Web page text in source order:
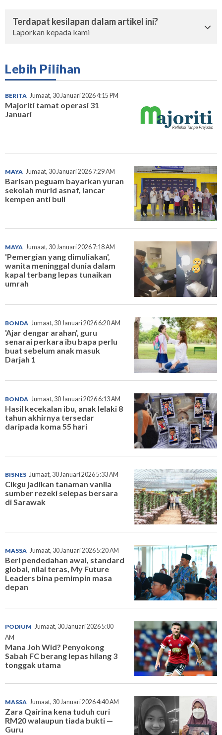
Terdapat kesilapan dalam artikel ini?
Laporkan kepada kami
Lebih Pilihan
BERITA Jumaat, 30 Januari 2026 4:15 PM
Majoriti tamat operasi 31
Januari
MAYA Jumaat, 30 Januari 2026 7:29 AM
Barisan peguam bayarkan yuran
sekolah murid asnaf, lancar
kempen anti buli
MAYA Jumaat, 30 Januari 2026 7:18 AM
'Pemergian yang dimuliakan',
wanita meninggal dunia dalam
kapal terbang lepas tunaikan
umrah
BONDA Jumaat, 30 Januari 2026 6:20 AM
'Ajar dengar arahan', guru
senarai perkara ibu bapa perlu
buat sebelum anak masuk
Darjah 1
BONDA Jumaat, 30 Januari 2026 6:13 AM
Hasil kecekalan ibu, anak lelaki 8
tahun akhirnya tersedar
daripada koma 55 hari
BISNES Jumaat, 30 Januari 2026 5:33 AM
Cikgu jadikan tanaman vanila
sumber rezeki selepas bersara
di Sarawak
MASSA Jumaat, 30 Januari 2026 5:20 AM
Beri pendedahan awal, standard
global, nilai teras, My Future
Leaders bina pemimpin masa
depan
PODIUM Jumaat, 30 Januari 2026 5:00
AM
Mana Joh Wid? Penyokong
Sabah FC berang lepas hilang 3
tonggak utama
MASSA Jumaat, 30 Januari 2026 4:40 AM
Zara Qairina kena tuduh curi
RM20 walaupun tiada bukti —
Guru